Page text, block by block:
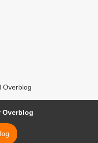
Overblog
Overblog